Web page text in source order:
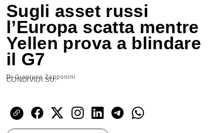
Sugli asset russi
l’Europa scatta mentre
Yellen prova a blindare
il G7
DiGianluca Zapponini
CONDIVIDI SU: